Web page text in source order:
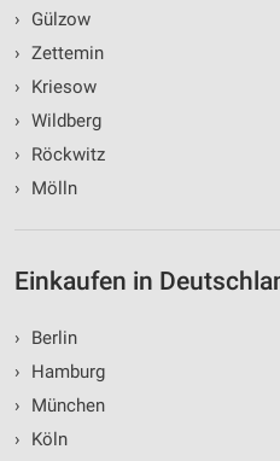
›
Gülzow
› Zettemin
›
Kriesow
› Wildberg
›
Röckwitz
›
Mölln
Einkaufen in
›
Berlin
›
Hamburg
›
München
›
Köln